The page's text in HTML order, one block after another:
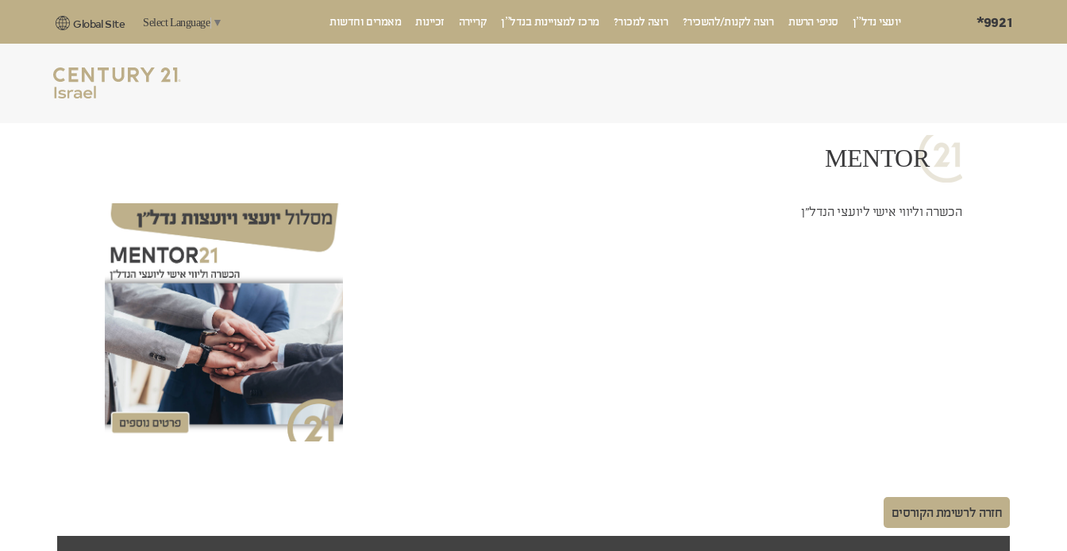
*9921 יועצי נדל”ן סניפי הרשת רוצה לקנות/להשכיר? רוצה למכור? מרכז למצויינות בנדל”ן קריירה זכיינות מאמרים וחדשות Select Language ▼
Global Site
MENTOR
הכשרה וליווי אישי ליועצי הנדל"ן
חזרה לרשימת הקורסים